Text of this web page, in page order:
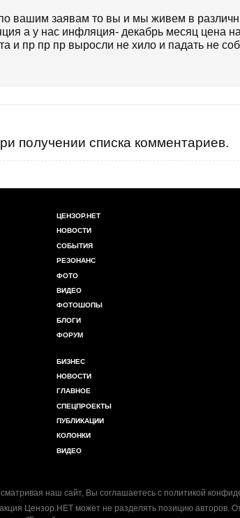
по вашим заявам то вы и мы живем в
а у нас инфляция- декабрь месяц цена на
и пр пр пр выросли не хило и падать не
получении списка комментариев.
ЦЕНЗОР.НЕТ
НОВОСТИ
СОБЫТИЯ
РЕЗОНАНС
ФОТО
ВИДЕО
ФОТОШОПЫ
БЛОГИ
ФОРУМ
БИЗНЕС
НОВОСТИ
ГЛАВНОЕ
СПЕЦПРОЕКТЫ
ПУБЛИКАЦИИ
КОЛОНКИ
ВИДЕО
наш сайт, Вы соглашаетесь с политикой
Цензор.НЕТ может не разделять позицию авторов.